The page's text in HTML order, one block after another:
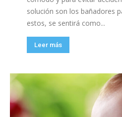
solución son los bañadores
estos, se sentirá como...
Leer más